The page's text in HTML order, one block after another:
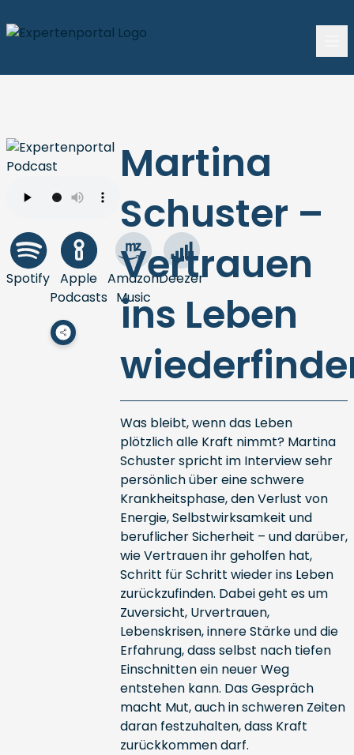
Spotify Apple
Podcasts
Amazon
Music
Deezer
Martina
Schuster –
Vertrauen
ins Leben
Was bleibt, wenn das Leben
plötzlich alle Kraft nimmt? Martina
Schuster spricht im Interview sehr
persönlich über eine schwere
Krankheitsphase, den Verlust von
Energie, Selbstwirksamkeit und
beruflicher Sicherheit – und darüber,
wie Vertrauen ihr geholfen hat,
Schritt für Schritt wieder ins Leben
zurückzufinden. Dabei geht es um
Zuversicht, Urvertrauen,
Lebenskrisen, innere Stärke und die
Erfahrung, dass selbst nach tiefen
Einschnitten ein neuer Weg
entstehen kann. Das Gespräch
macht Mut, auch in schweren Zeiten
daran festzuhalten, dass Kraft
zurückkommen darf.